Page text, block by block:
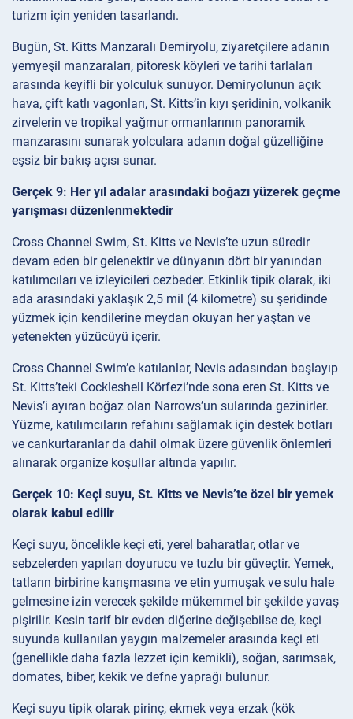
turizm için yeniden tasarlandı.
Bugün, St. Kitts Manzaralı Demiryolu, ziyaretçilere adanın
yemyeşil manzaraları, pitoresk köyleri ve tarihi tarlaları
arasında keyifli bir yolculuk sunuyor. Demiryolunun açık
hava, çift katlı vagonları, St. Kitts’in kıyı şeridinin, volkanik
zirvelerin ve tropikal yağmur ormanlarının panoramik
manzarasını sunarak yolculara adanın doğal güzelliğine
eşsiz bir bakış açısı sunar.
Gerçek 9: Her yıl adalar arasındaki boğazı yüzerek geçme
yarışması düzenlenmektedir
Cross Channel Swim, St. Kitts ve Nevis’te uzun süredir
devam eden bir gelenektir ve dünyanın dört bir yanından
katılımcıları ve izleyicileri cezbeder. Etkinlik tipik olarak, iki
ada arasındaki yaklaşık 2,5 mil (4 kilometre) su şeridinde
yüzmek için kendilerine meydan okuyan her yaştan ve
yetenekten yüzücüyü içerir.
Cross Channel Swim’e katılanlar, Nevis adasından başlayıp
St. Kitts’teki Cockleshell Körfezi’nde sona eren St. Kitts ve
Nevis’i ayıran boğaz olan Narrows’un sularında gezinirler.
Yüzme, katılımcıların refahını sağlamak için destek botları
ve cankurtaranlar da dahil olmak üzere güvenlik önlemleri
alınarak organize koşullar altında yapılır.
Gerçek 10: Keçi suyu, St. Kitts ve Nevis’te özel bir yemek
olarak kabul edilir
Keçi suyu, öncelikle keçi eti, yerel baharatlar, otlar ve
sebzelerden yapılan doyurucu ve tuzlu bir güveçtir. Yemek,
tatların birbirine karışmasına ve etin yumuşak ve sulu hale
gelmesine izin verecek şekilde mükemmel bir şekilde yavaş
pişirilir. Kesin tarif bir evden diğerine değişebilse de, keçi
suyunda kullanılan yaygın malzemeler arasında keçi eti
(genellikle daha fazla lezzet için kemikli), soğan, sarımsak,
domates, biber, kekik ve defne yaprağı bulunur.
Keçi suyu tipik olarak pirinç, ekmek veya erzak (kök